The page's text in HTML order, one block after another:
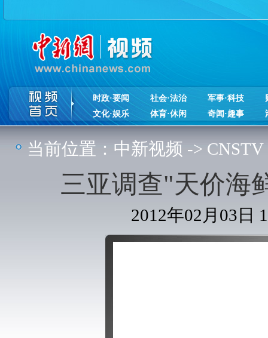
时政·要闻 社会·法治 军事·科技
文化·娱乐
体育·休闲 奇闻·趣事
当前位置： 中新视频 -> CNSTV
三亚调查"天价海
2012年02月03